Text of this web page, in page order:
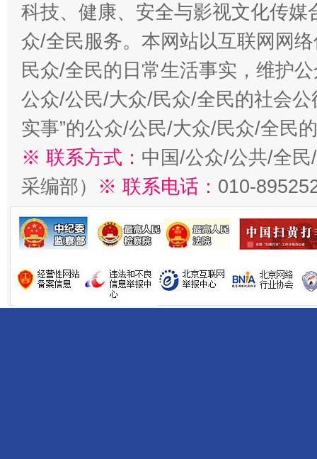
科技、健康、安全与影视文化传
众/全民服务。本网站以互联网网
民众/全民的日常生活事实，维护
公众/公民/大众/民众/全民的社会公
实事”的公众/公民/大众/民众/全民
※ 联系方式： 中国/公众/公共/全
采编部） ※ 联系电话： 010-